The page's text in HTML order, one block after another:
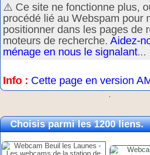
⚠️ Ce site ne fonctionne plus,
procédé lié au Webspam pour
positionner dans les pages de
moteurs de recherche. Aidez-
ménage en nous le signalant...
Info : Cette page en version
.
Choisis parmi les 1200 liens.